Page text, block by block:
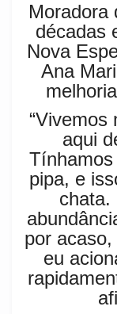
Moradora
décadas
Nova
Ana
“Vivemos
aqui
pipa, e
chata.
por
eu